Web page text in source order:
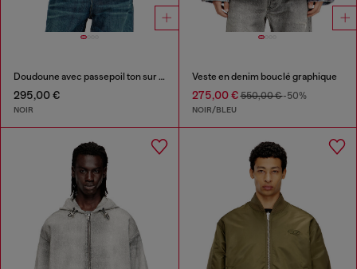
Doudoune avec passepoil ton sur ton
295,00 €
NOIR
Veste en denim bouclé graphique
275,00 €550,00 €-50%
NOIR/BLEU